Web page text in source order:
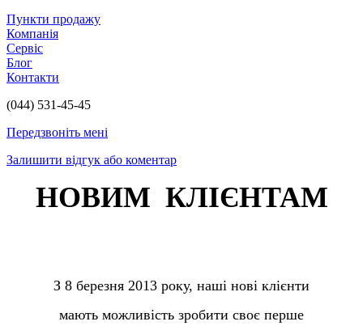
Пункти продажу
Компанія
Сервіс
Блог
Контакти
(044) 531-45-45
Передзвоніть мені
Залишити відгук або коментар
НОВИМ КЛІЄНТАМ
З 8 березня 2013 року, наші нові клієнти
мають можливість зробити своє перше